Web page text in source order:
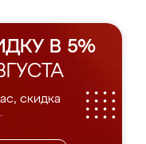
В 5%
скидка